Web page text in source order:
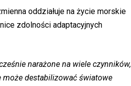
oddziałuje na życie morskie
zdolności adaptacyjnych
narażone na wiele czynników,
może destabilizować światowe